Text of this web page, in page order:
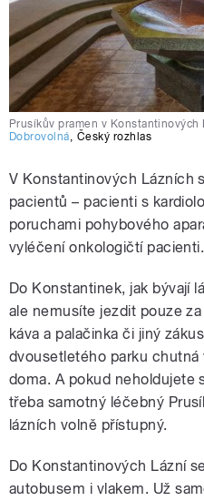
Prusíkův pramen v Konstantinových
Dobrovolná
Český rozhlas
V Konstantinových Lázních
pacientů – pacienti s
poruchami pohybového
vyléčení onkologičtí pacienti.
Do Konstantinek, jak bývají
ale nemusíte jezdit pouze
káva a palačinka či jiný
dvousetletého parku
doma. A pokud neholdujete
třeba samotný léčebný
lázních volně přístupný.
Do Konstantinových Lázní
autobusem i vlakem. Už